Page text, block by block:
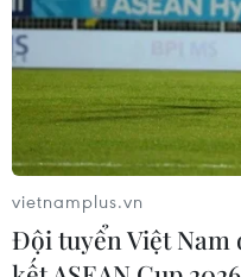
vietnamplus.vn
Đội tuyển Việt Nam